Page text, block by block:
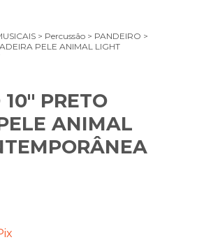
> Percussão > PANDEIRO >
PELE ANIMAL LIGHT
PRETO
ANIMAL